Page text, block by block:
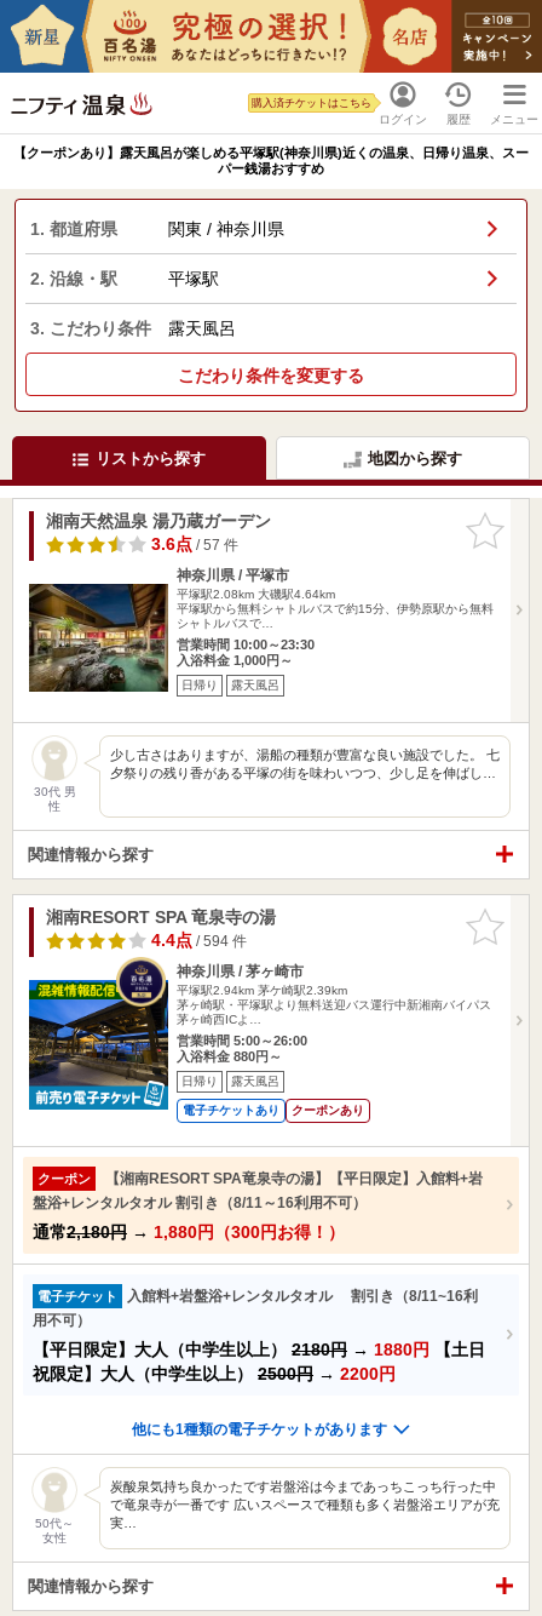
ログイン
購入済チケットはこちら
履歴 メニュー
【クーポンあり】露天風呂が楽しめる平塚駅(神奈川県)近くの温泉、日帰り温泉、スー
パー銭湯おすすめ
1. 都道府県 関東 / 神奈川県
2. 沿線・駅 平塚駅
3. こだわり条件 露天風呂
こだわり条件を変更する
リストから探す 地図から探す
お気に入
りに追加
湘南天然温泉 湯乃蔵ガーデン
3.6点/ 57 件
神奈川県 / 平塚市
平塚駅2.08km 大磯駅4.64km
平塚駅から無料シャトルバスで約15分、伊勢原駅から無料
シャトルバスで…
営業時間 10:00～23:30
入浴料金 1,000円～
日帰り 露天風呂
30代 男
性
少し古さはありますが、湯船の種類が豊富な良い施設でした。 七
夕祭りの残り香がある平塚の街を味わいつつ、少し足を伸ばし…
関連情報から探す
お気に入
りに追加
湘南RESORT SPA 竜泉寺の湯
4.4点/ 594 件
神奈川県 / 茅ヶ崎市
平塚駅2.94km 茅ケ崎駅2.39km
茅ヶ崎駅・平塚駅より無料送迎バス運行中新湘南バイパス
茅ヶ崎西ICよ…
営業時間 5:00～26:00
入浴料金 880円～
日帰り 露天風呂
電子チケットあり クーポンあり
クーポン
【湘南RESORT SPA竜泉寺の湯】【平日限定】入館料+岩
盤浴+レンタルタオル 割引き（8/11～16利用不可）
通常2,180円 → 1,880円（300円お得！）
電子チケット
入館料+岩盤浴+レンタルタオル 割引き（8/11~16利
用不可）
【平日限定】大人（中学生以上） 2180円 → 1880円
【土日
祝限定】大人（中学生以上） 2500円 → 2200円
他にも1種類の電子チケットがあります
50代～
女性
炭酸泉気持ち良かったです岩盤浴は今まであっちこっち行った中
で竜泉寺が一番です 広いスペースで種類も多く岩盤浴エリアが充
実…
関連情報から探す